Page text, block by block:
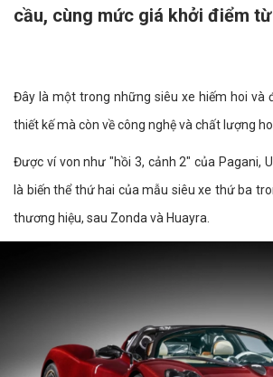
cầu, cùng mức giá khởi điểm từ
Đây là một trong những siêu xe hiếm hoi và
thiết kế mà còn về công nghệ và chất lượng
Được ví von như "hồi 3, cảnh 2" của Pagani,
là biến thể thứ hai của mẫu siêu xe thứ ba
thương hiệu, sau Zonda và Huayra.